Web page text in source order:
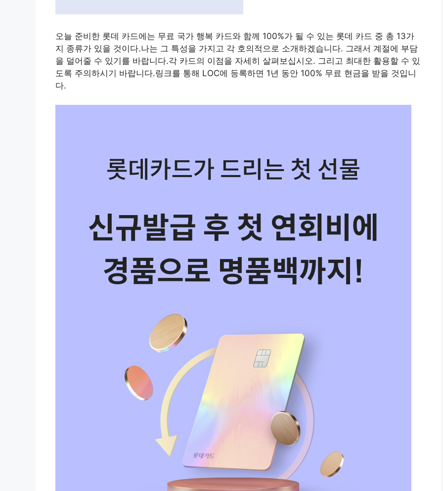
오늘 준비한 롯데 카드에는 무료 국가 행복 카드와 함께 100%가 될 수 있는 롯데 카드 중 총 13가
지 종류가 있을 것이다.나는 그 특성을 가지고 각 호의적으로 소개하겠습니다. 그래서 계절에 부담
을 덜어줄 수 있기를 바랍니다.각 카드의 이점을 자세히 살펴보십시오. 그리고 최대한 활용할 수 있
도록 주의하시기 바랍니다.링크를 통해 LOC에 등록하면 1년 동안 100% 무료 현금을 받을 것입니
다.